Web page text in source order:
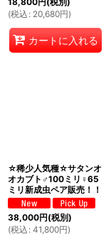
(税込 : 20,680円)
カートに入れる
☆稀少人気種☆サタンオ
オカブト♂100ミリ♀65
ミリ新成虫ペア販売！！
38,000円(税別)
(税込 : 41,800円)